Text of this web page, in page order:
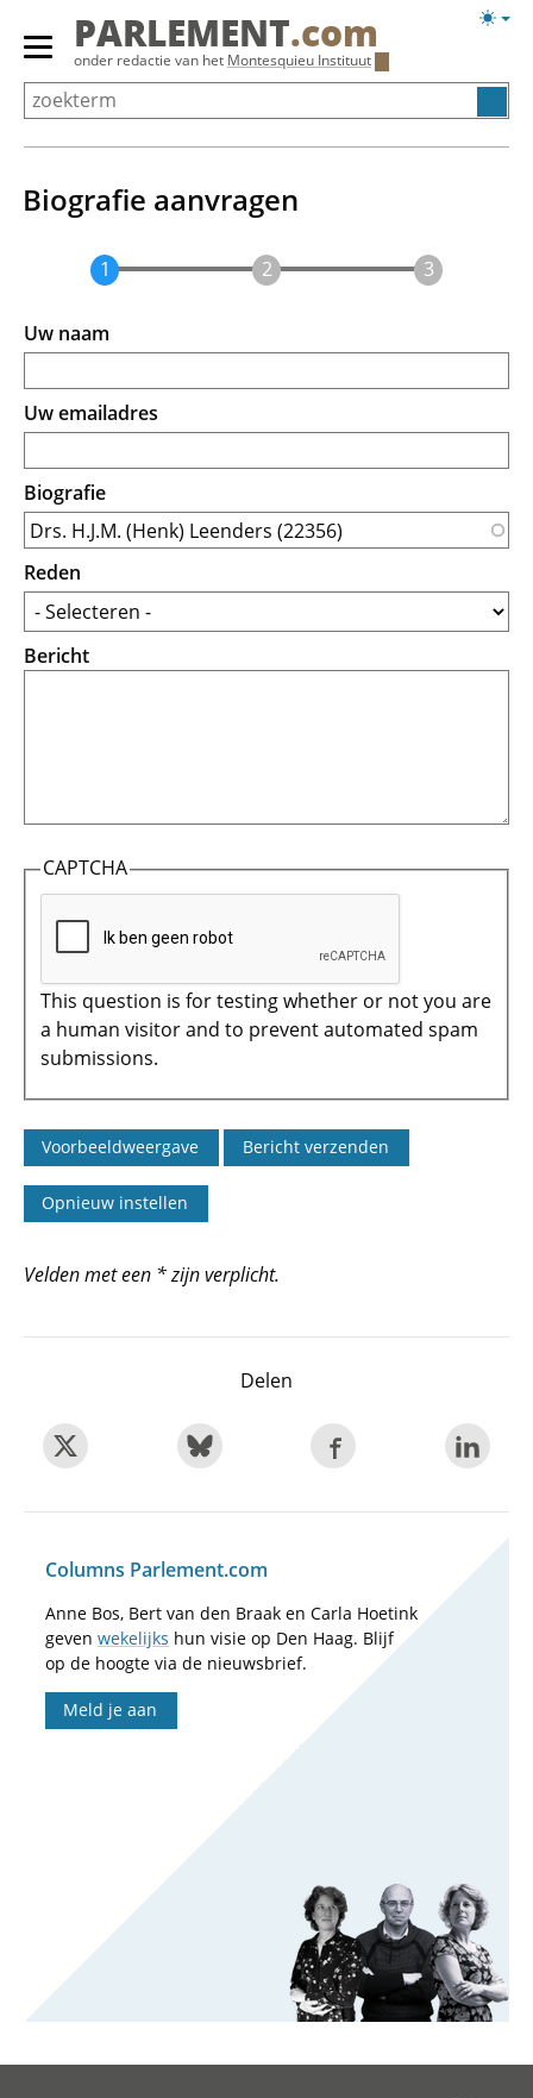
Overslaan
Primair
menu
tonen/verbergen
PARLEMENT.com
onder redactie van het Montesquieu Instituut
Biografie aanvragen
Uw naam
Uw emailadres
Biografie
Reden
Bericht
CAPTCHA
This question is for testing whether or not you are
a human visitor and to prevent automated spam
submissions.
Velden met een * zijn verplicht.
Delen
Columns Parlement.com
Anne Bos, Bert van den Braak en Carla Hoetink
geven wekelijks hun visie op Den Haag. Blijf
op de hoogte via de nieuwsbrief.
Meld je aan